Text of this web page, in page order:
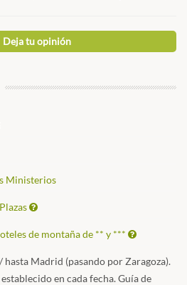
Deja tu opinión
Ministerios
de montaña de ** y ***
hasta Madrid (pasando por Zaragoza).
en cada fecha. Guía de